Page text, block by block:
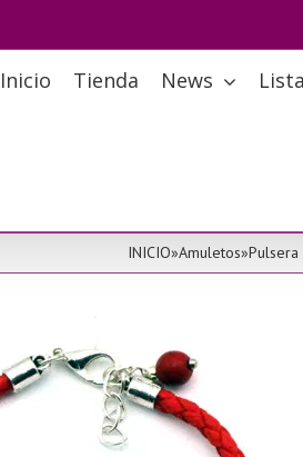
Inicio Tienda News
INICIO»Amuletos»